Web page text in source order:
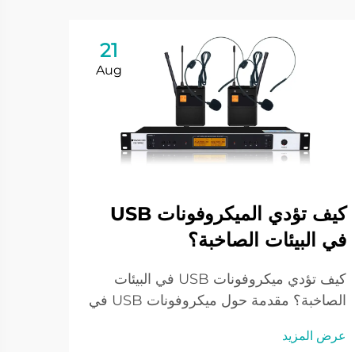
21
Aug
كيف تؤدي الميكروفونات USB
في البيئات الصاخبة؟
كيف تؤدي ميكروفونات USB في البيئات
الصاخبة؟ مقدمة حول ميكروفونات USB في
أداة صوتية قياسية لدى الأشخاص الذين
عرض المزيد